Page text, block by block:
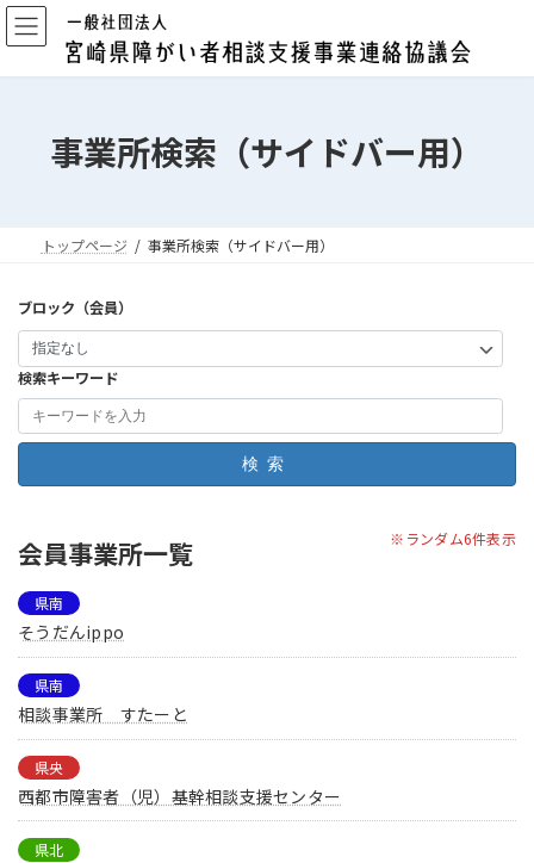
コ
ン
ン
ナ
ビ
ー
事業所検索（サイドバー用）
トップページ 事業所検索（サイドバー用）
ブロック（会員）
検索キーワード
検索
会員事業所一覧 ※ランダム6件表示
県南
そうだんippo
県南
相談事業所 すたーと
県央
西都市障害者（児）基幹相談支援センター
県北